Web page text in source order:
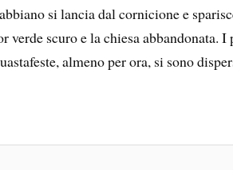
si lancia dal cornicione e
verde scuro e la chiesa abbandonata.
almeno per ora, si sono